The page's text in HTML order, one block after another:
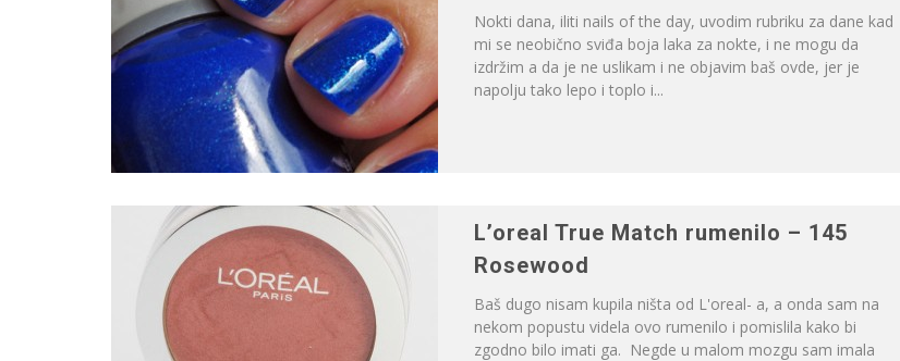
Nokti dana, iliti nails of the day, uvodim rubriku za dane kad
mi se neobično sviđa boja laka za nokte, i ne mogu da
izdržim a da je ne uslikam i ne objavim baš ovde, jer je
napolju tako lepo i toplo i...
L’oreal True Match rumenilo – 145
Rosewood
Baš dugo nisam kupila ništa od L'oreal- a, a onda sam na
nekom popustu videla ovo rumenilo i pomislila kako bi
zgodno bilo imati ga. Negde u malom mozgu sam imala